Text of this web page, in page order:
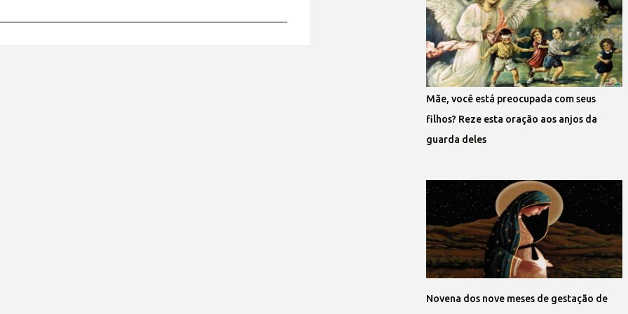
Mãe, você está preocupada com seus
filhos? Reze esta oração aos anjos da
guarda deles
Novena dos nove meses de gestação de